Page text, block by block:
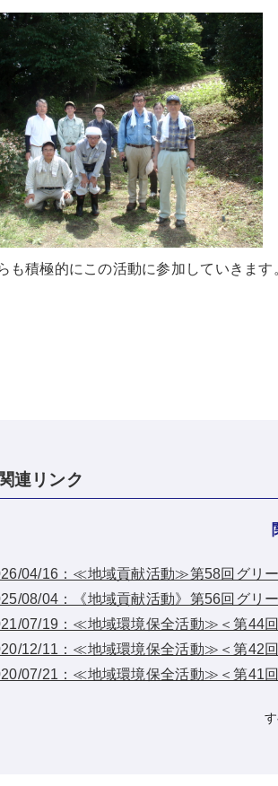
も積極的にこの活動に参加していきます
関連リンク
04/16：≪地域貢献活動≫第58回グリ
08/04：《地域貢献活動》第56回グリ
07/19：≪地域環境保全活動≫＜第44
12/11：≪地域環境保全活動≫＜第42
07/21：≪地域環境保全活動≫＜第41